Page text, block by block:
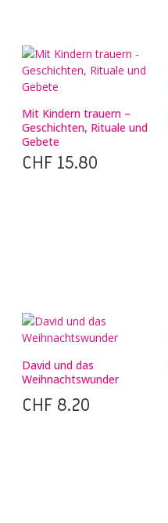
Mit Kindern trauern –
Geschichten, Rituale und
Gebete
CHF 15.80
David und das
Weihnachtswunder
CHF 8.20